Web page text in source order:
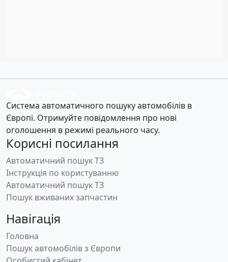
Система автоматичного пошуку автомобілів в
Європі. Отримуйте повідомлення про нові
оголошення в режимі реального часу.
Корисні посилання
Автоматичний пошук ТЗ
Інструкція по користуванню
Автоматичний пошук ТЗ
Пошук вживаних запчастин
Навігація
Головна
Пошук автомобілів з Європи